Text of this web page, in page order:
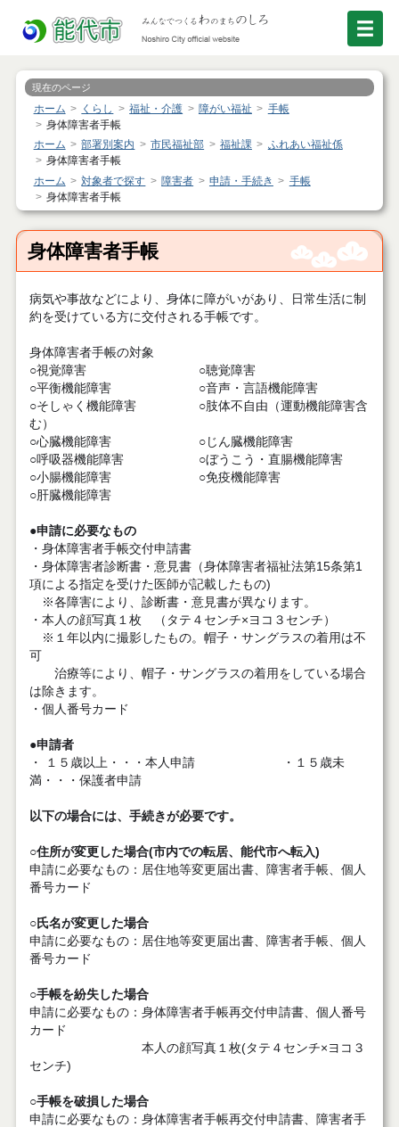
現在のページ
ホーム くらし 福祉・介護 障がい福祉
手帳
身体障害者手帳
ホーム
部署別案内 市民福祉部 福祉課
ふれあい福祉係
身体障害者手帳
ホーム
対象者で探す 障害者 申請・手続き
手帳
身体障害者手帳
身体障害者手帳
病気や事故などにより、身体に障がいがあり、日常生活に制
約を受けている方に交付される手帳です。
身体障害者手帳の対象
○視覚障害 ○聴覚障害
○平衡機能障害 ○音声・言語機能障害
○そしゃく機能障害 ○肢体不自由（運動機能障害含
む）
○心臓機能障害 ○じん臓機能障害
○呼吸器機能障害 ○ぼうこう・直腸機能障害
○小腸機能障害 ○免疫機能障害
○肝臓機能障害
●申請に必要なもの
・身体障害者手帳交付申請書
・身体障害者診断書・意見書（身体障害者福祉法第15条第1
項による指定を受けた医師が記載したもの)
※各障害により、診断書・意見書が異なります。
・本人の顔写真１枚 （タテ４センチ×ヨコ３センチ）
※１年以内に撮影したもの。帽子・サングラスの着用は不
可
治療等により、帽子・サングラスの着用をしている場合
は除きます。
・個人番号カード
●申請者
・ １５歳以上・・・本人申請 ・１５歳未
満・・・保護者申請
以下の場合には、手続きが必要です。
○住所が変更した場合(市内での転居、能代市へ転入)
申請に必要なもの：居住地等変更届出書、障害者手帳、個人
番号カード
○氏名が変更した場合
申請に必要なもの：居住地等変更届出書、障害者手帳、個人
番号カード
○手帳を紛失した場合
申請に必要なもの：身体障害者手帳再交付申請書、個人番号
カード
本人の顔写真１枚(タテ４センチ×ヨコ３
センチ)
○手帳を破損した場合
申請に必要なもの：身体障害者手帳再交付申請書、障害者手